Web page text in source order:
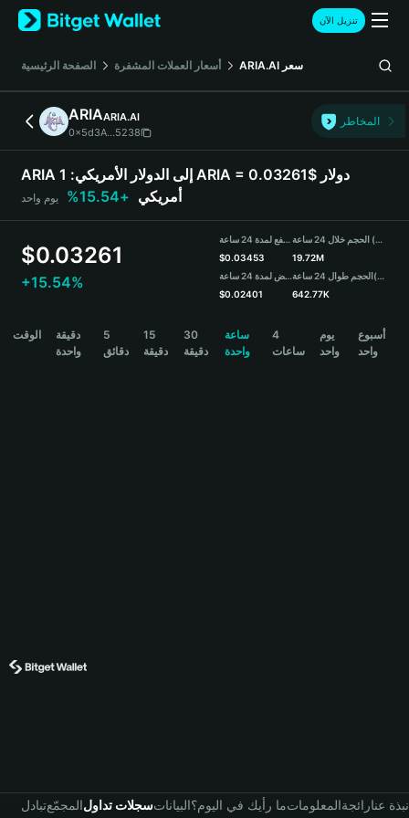
English
日本語
Русский
Español (Latinoamérica)
Türkçe
Deutsch
简体中文
Português (Portugal)
Bahasa Indonesia
বাংলা
تنزيل الآن
الصفحة الرئيسية أسعار العملات المشفرة ARIA.AI سعر
ARIAARIA.AI
0x5d3A...5238
المخاطر
ARIA إلى الدولار الأمريكي: 1 ARIA = 0.03261$ دولار
أمريكي +15.54% يوم واحد
$0.03261
+15.54%
مرتفع لمدة 24 ساعة
$0.03453
منخفض لمدة 24 ساعة
$0.02401
الحجم خلال 24 ساعة (ARIA)
19.72M
الحجم طوال 24 ساعة(USDT)
642.77K
الوقت
دقيقة
واحدة
5
دقائق
15
دقيقة
30
دقيقة
ساعة
واحدة
4
ساعات
يوم
واحد
أسبوع
واحد
تبادلالمجمّعسجلات تداولالبياناتما رأيك في اليوم؟المعلوماترائجةنبذة عنا